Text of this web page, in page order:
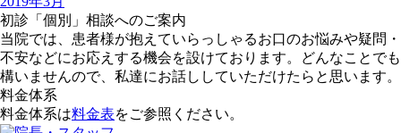
初診「個別」相談へのご案内
当院では、患者様が抱えていらっしゃるお口のお悩みや疑問・
不安などにお応えする機会を設けております。どんなことでも
構いませんので、私達にお話ししていただけたらと思います。
料金体系
料金体系は料金表をご参照ください。